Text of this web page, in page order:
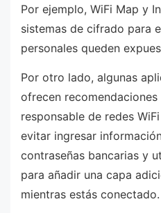
Por ejemplo, WiFi Map y
sistemas de cifrado para
personales queden
Por otro lado, algunas
ofrecen recomendaciones
responsable de redes
evitar ingresar
contraseñas bancarias y
para añadir una capa
mientras estás conectado.